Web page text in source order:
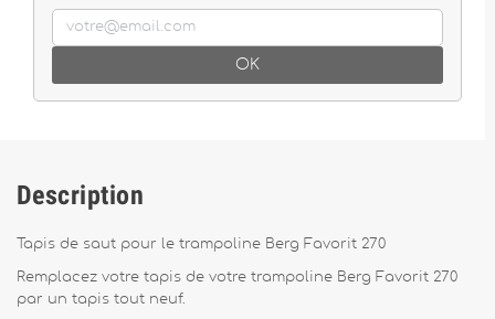
OK
Description
Tapis de saut pour le trampoline Berg Favorit 270
Remplacez votre tapis de votre trampoline Berg Favorit 270
par un tapis tout neuf.